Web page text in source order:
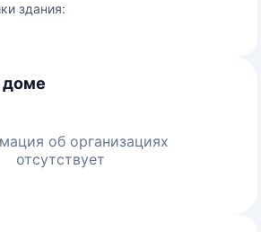
здания:
доме
об организациях
отсутствует